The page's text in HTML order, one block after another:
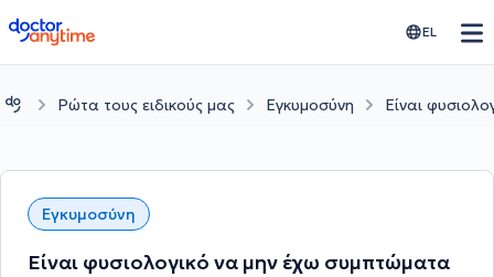
doctoranytime EL
Ρώτα τους ειδικούς μας Εγκυμοσύνη Είναι
Εγκυμοσύνη
Είναι φυσιολογικό να μην έχω συμπτώματα